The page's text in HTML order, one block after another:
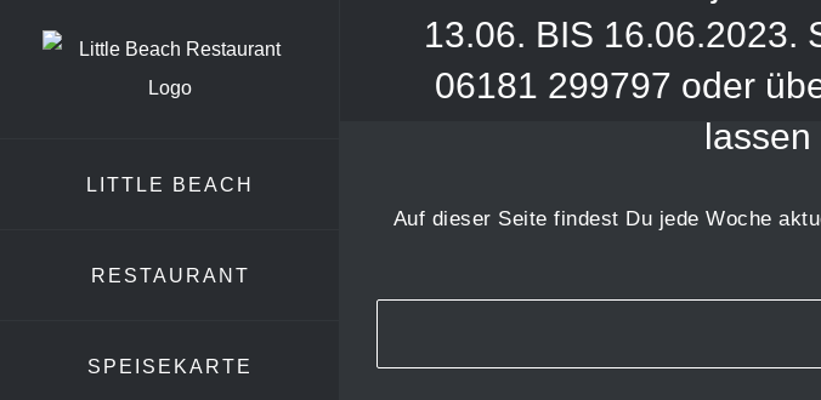
Inhalt
LITTLE BEACH
RESTAURANT
SPEISEKARTE
13.06. BIS 16.06.2023.
06181 299797 oder
lassen
Auf dieser Seite findest Du jede Woche